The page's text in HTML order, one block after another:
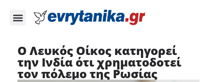
Ο Λευκός Οίκος κατηγορεί
την Ινδία ότι χρηματοδοτεί
τον πόλεμο της Ρωσίας